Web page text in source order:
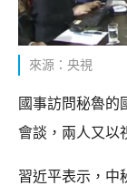
來源：央視
國事訪問秘魯的
會談，兩人又以
習近平表示，中